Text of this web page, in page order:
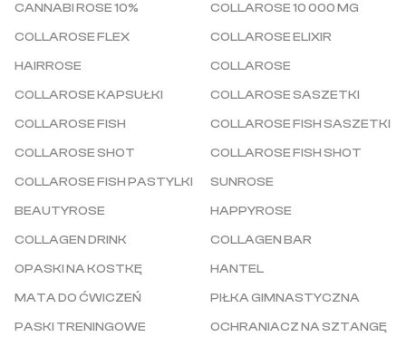
CANNABI ROSE 10%
COLLAROSE 10 000 MG
COLLAROSE FLEX
COLLAROSE ELIXIR
HAIRROSE
COLLAROSE
COLLAROSE KAPSUŁKI
COLLAROSE SASZETKI
COLLAROSE FISH
COLLAROSE FISH SASZETKI
COLLAROSE SHOT
COLLAROSE FISH SHOT
COLLAROSE FISH PASTYLKI
SUNROSE
BEAUTYROSE
HAPPYROSE
COLLAGEN DRINK
COLLAGEN BAR
OPASKI NA KOSTKĘ
HANTEL
MATA DO ĆWICZEŃ
PIŁKA GIMNASTYCZNA
PASKI TRENINGOWE
OCHRANIACZ NA SZTANGĘ